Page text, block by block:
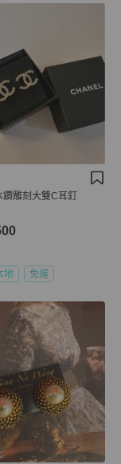
雕刻大雙C耳釘
地 免運